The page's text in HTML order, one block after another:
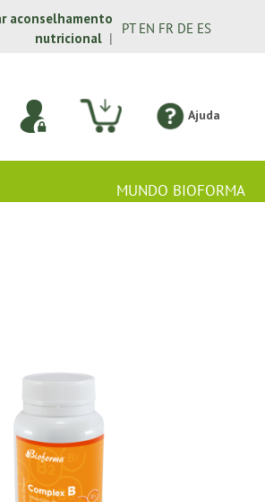
aconselhamento
nutricional |
PT EN FR DE ES
Ajuda
MUNDO BIOFORMA